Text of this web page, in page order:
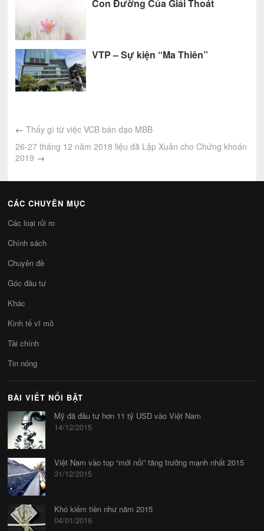
Con Đường Của Giải Thoát
VTP – Sự kiện “Ma Thiên”
←Thấy gì từ việc VCB bán dạo MBB
26-27 tháng 12 năm 2018 liệu đã Lập Xuân cho Chứng khoán
2019 →
CÁC CHUYÊN MỤC
Các loại rủi ro
Chính sách
Chuyên đề
Góc đầu tư
Khác
Kinh tế vĩ mô
Tài chính
Tin nóng
BÀI VIẾT NỔI BẬT
Mỹ đã đầu tư hơn 11 tỷ USD vào Việt Nam
14/12/2015
Việt Nam vào top “mới nổi” tăng trưởng mạnh nhất 2015
31/12/2015
Khó kiếm tiền như năm 2015
04/01/2016